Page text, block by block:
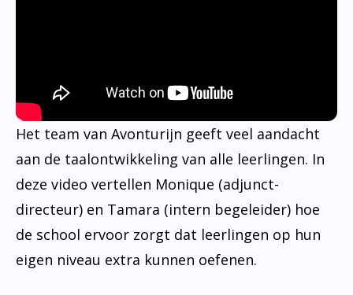
Het team van Avonturijn geeft veel aandacht
aan de taalontwikkeling van alle leerlingen. In
deze video vertellen Monique (adjunct-
directeur) en Tamara (intern begeleider) hoe
de school ervoor zorgt dat leerlingen op hun
eigen niveau extra kunnen oefenen.